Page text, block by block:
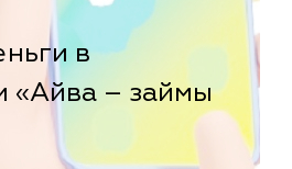
в
«Айва – займы